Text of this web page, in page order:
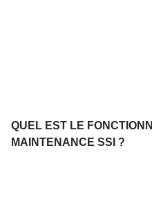
QUEL EST LE
MAINTENANCE SSI ?